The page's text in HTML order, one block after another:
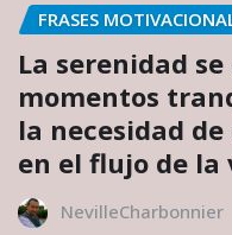
FRASES
La serenidad
momentos
la necesidad
en el flujo de la
NevilleCharbonnier